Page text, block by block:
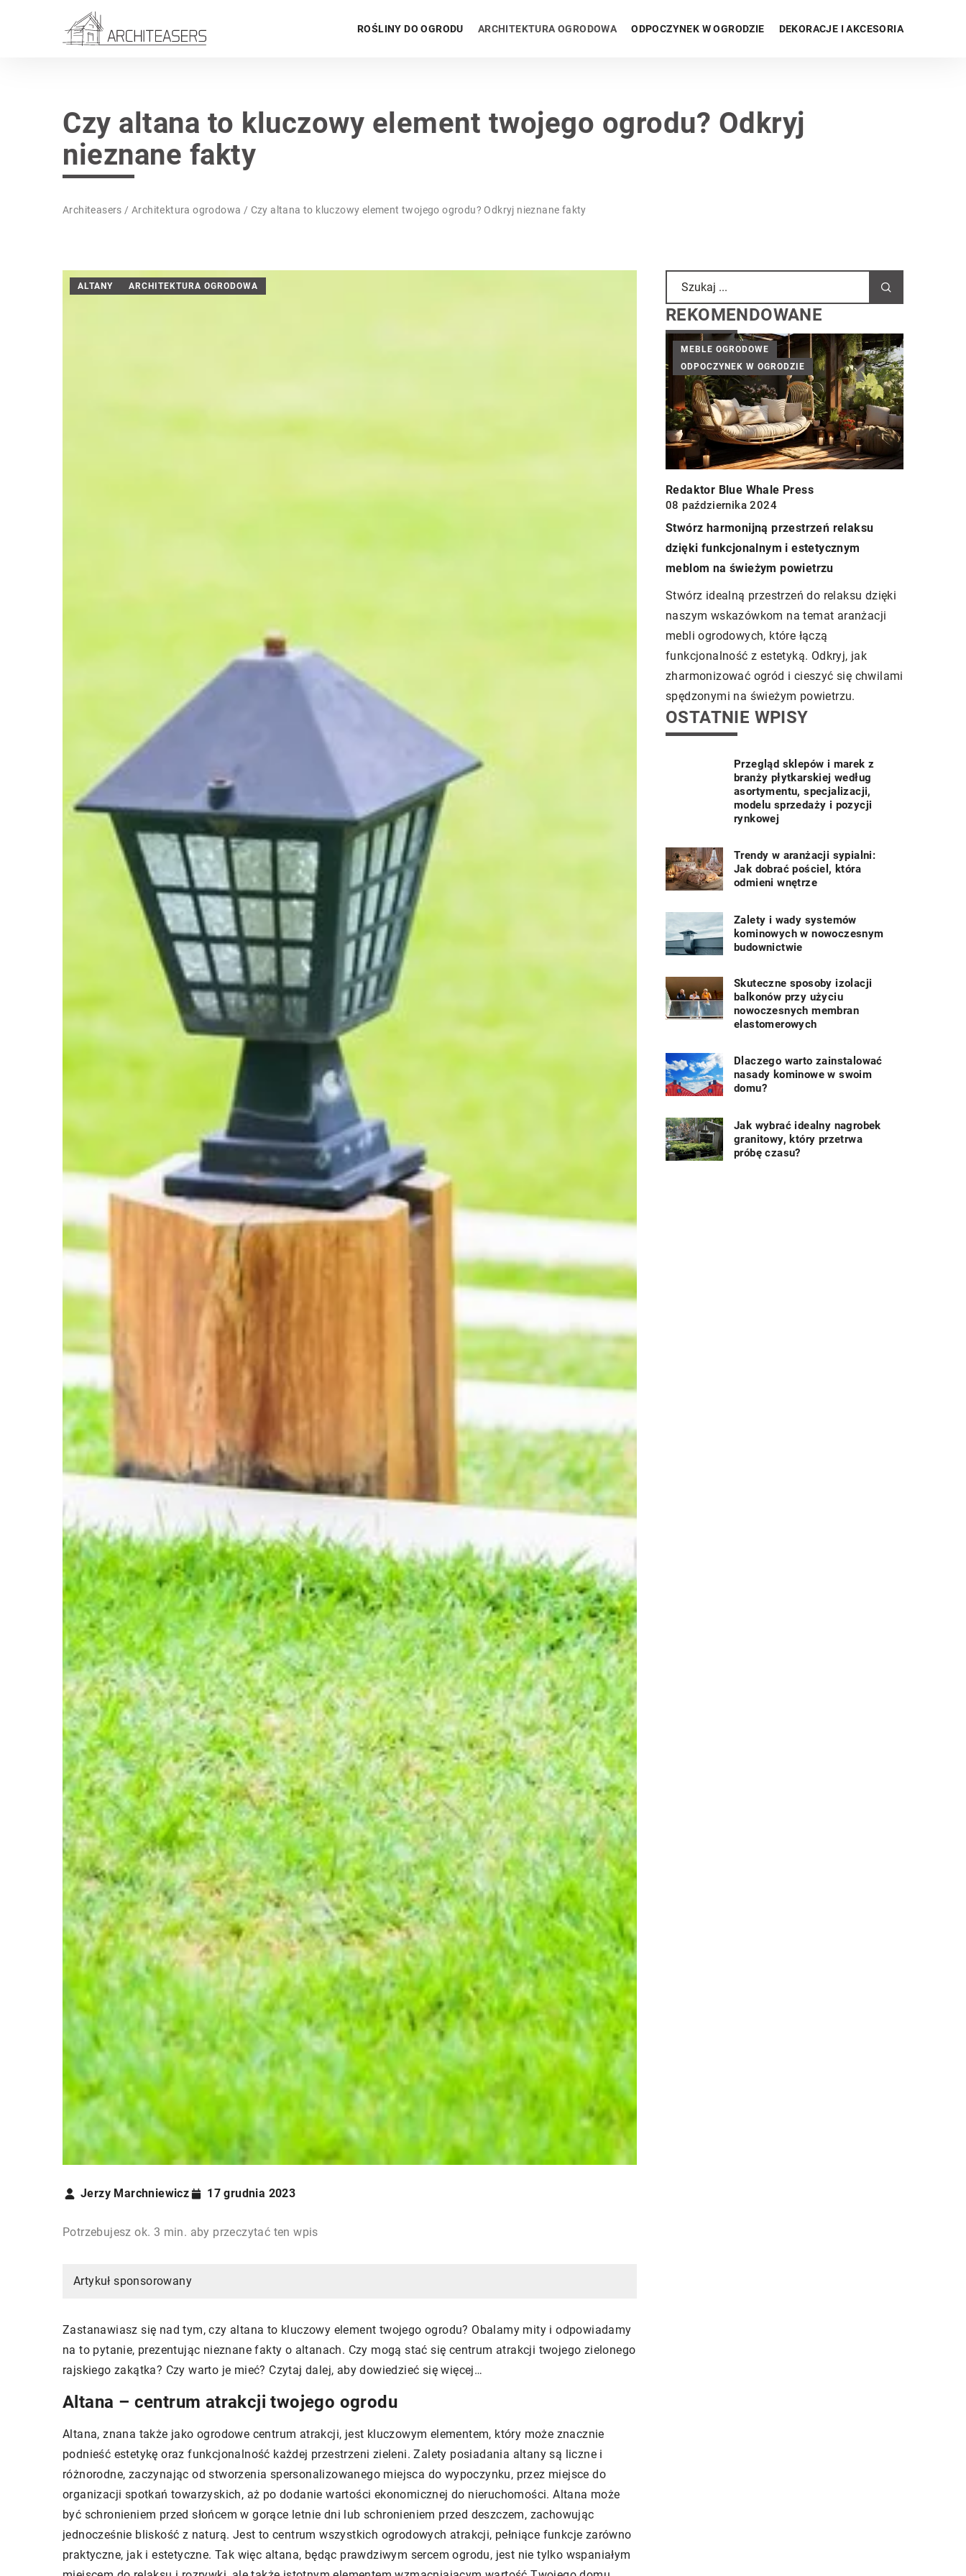
ROŚLINY DO OGRODU ARCHITEKTURA OGRODOWA ODPOCZYNEK W OGRODZIE DEKORACJE I AKCESORIA
Czy altana to kluczowy element twojego ogrodu? Odkryj
nieznane fakty
Architeasers /Architektura ogrodowa / Czy altana to kluczowy element twojego ogrodu? Odkryj nieznane fakty
ALTANY ARCHITEKTURA OGRODOWA
Jerzy Marchniewicz 17 grudnia 2023
Potrzebujesz ok. 3 min. aby przeczytać ten wpis
Artykuł sponsorowany
Zastanawiasz się nad tym, czy altana to kluczowy element twojego ogrodu? Obalamy mity i odpowiadamy
na to pytanie, prezentując nieznane fakty o altanach. Czy mogą stać się centrum atrakcji twojego zielonego
rajskiego zakątka? Czy warto je mieć? Czytaj dalej, aby dowiedzieć się więcej…
Altana – centrum atrakcji twojego ogrodu
Altana, znana także jako ogrodowe centrum atrakcji, jest kluczowym elementem, który może znacznie
podnieść estetykę oraz funkcjonalność każdej przestrzeni zieleni. Zalety posiadania altany są liczne i
różnorodne, zaczynając od stworzenia spersonalizowanego miejsca do wypoczynku, przez miejsce do
organizacji spotkań towarzyskich, aż po dodanie wartości ekonomicznej do nieruchomości. Altana może
być schronieniem przed słońcem w gorące letnie dni lub schronieniem przed deszczem, zachowując
jednocześnie bliskość z naturą. Jest to centrum wszystkich ogrodowych atrakcji, pełniące funkcje zarówno
praktyczne, jak i estetyczne. Tak więc altana, będąc prawdziwym sercem ogrodu, jest nie tylko wspaniałym
REKOMENDOWANE
Dowiedz się, dlaczego stały się popularnym
wyborem w aranżacjach ogrodowych i jakie
są ich zalety.
MEBLE OGRODOWE
ODPOCZYNEK W OGRODZIE
Redaktor Blue Whale Press
08 października 2024
Stwórz harmonijną przestrzeń relaksu
dzięki funkcjonalnym i estetycznym
meblom na świeżym powietrzu
Stwórz idealną przestrzeń do relaksu dzięki
naszym wskazówkom na temat aranżacji
mebli ogrodowych, które łączą
funkcjonalność z estetyką. Odkryj, jak
zharmonizować ogród i cieszyć się chwilami
spędzonymi na świeżym powietrzu.
OSTATNIE WPISY
Przegląd sklepów i marek z
branży płytkarskiej według
asortymentu, specjalizacji,
modelu sprzedaży i pozycji
rynkowej
Trendy w aranżacji sypialni:
Jak dobrać pościel, która
odmieni wnętrze
Zalety i wady systemów
kominowych w nowoczesnym
budownictwie
Skuteczne sposoby izolacji
balkonów przy użyciu
nowoczesnych membran
elastomerowych
Dlaczego warto zainstalować
nasady kominowe w swoim
domu?
Jak wybrać idealny nagrobek
granitowy, który przetrwa
próbę czasu?